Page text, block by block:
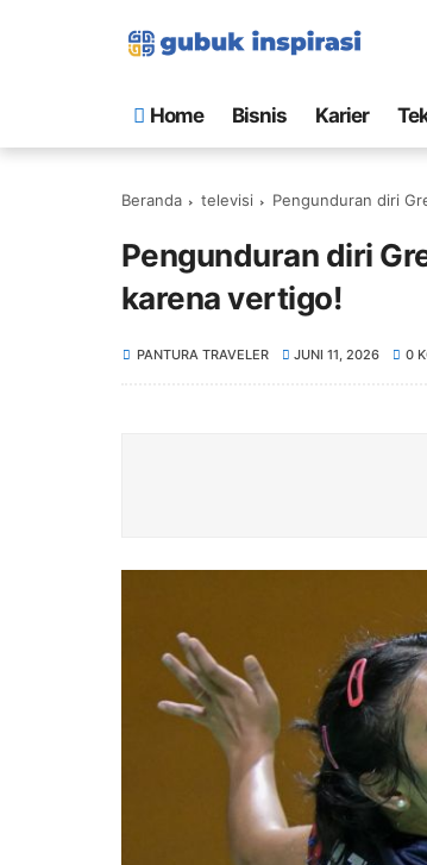
Home Bisnis Karier
Beranda televisi Pengunduran diri
Pengunduran diri
karena vertigo!
PANTURA TRAVELER JUNI 11, 2026 0